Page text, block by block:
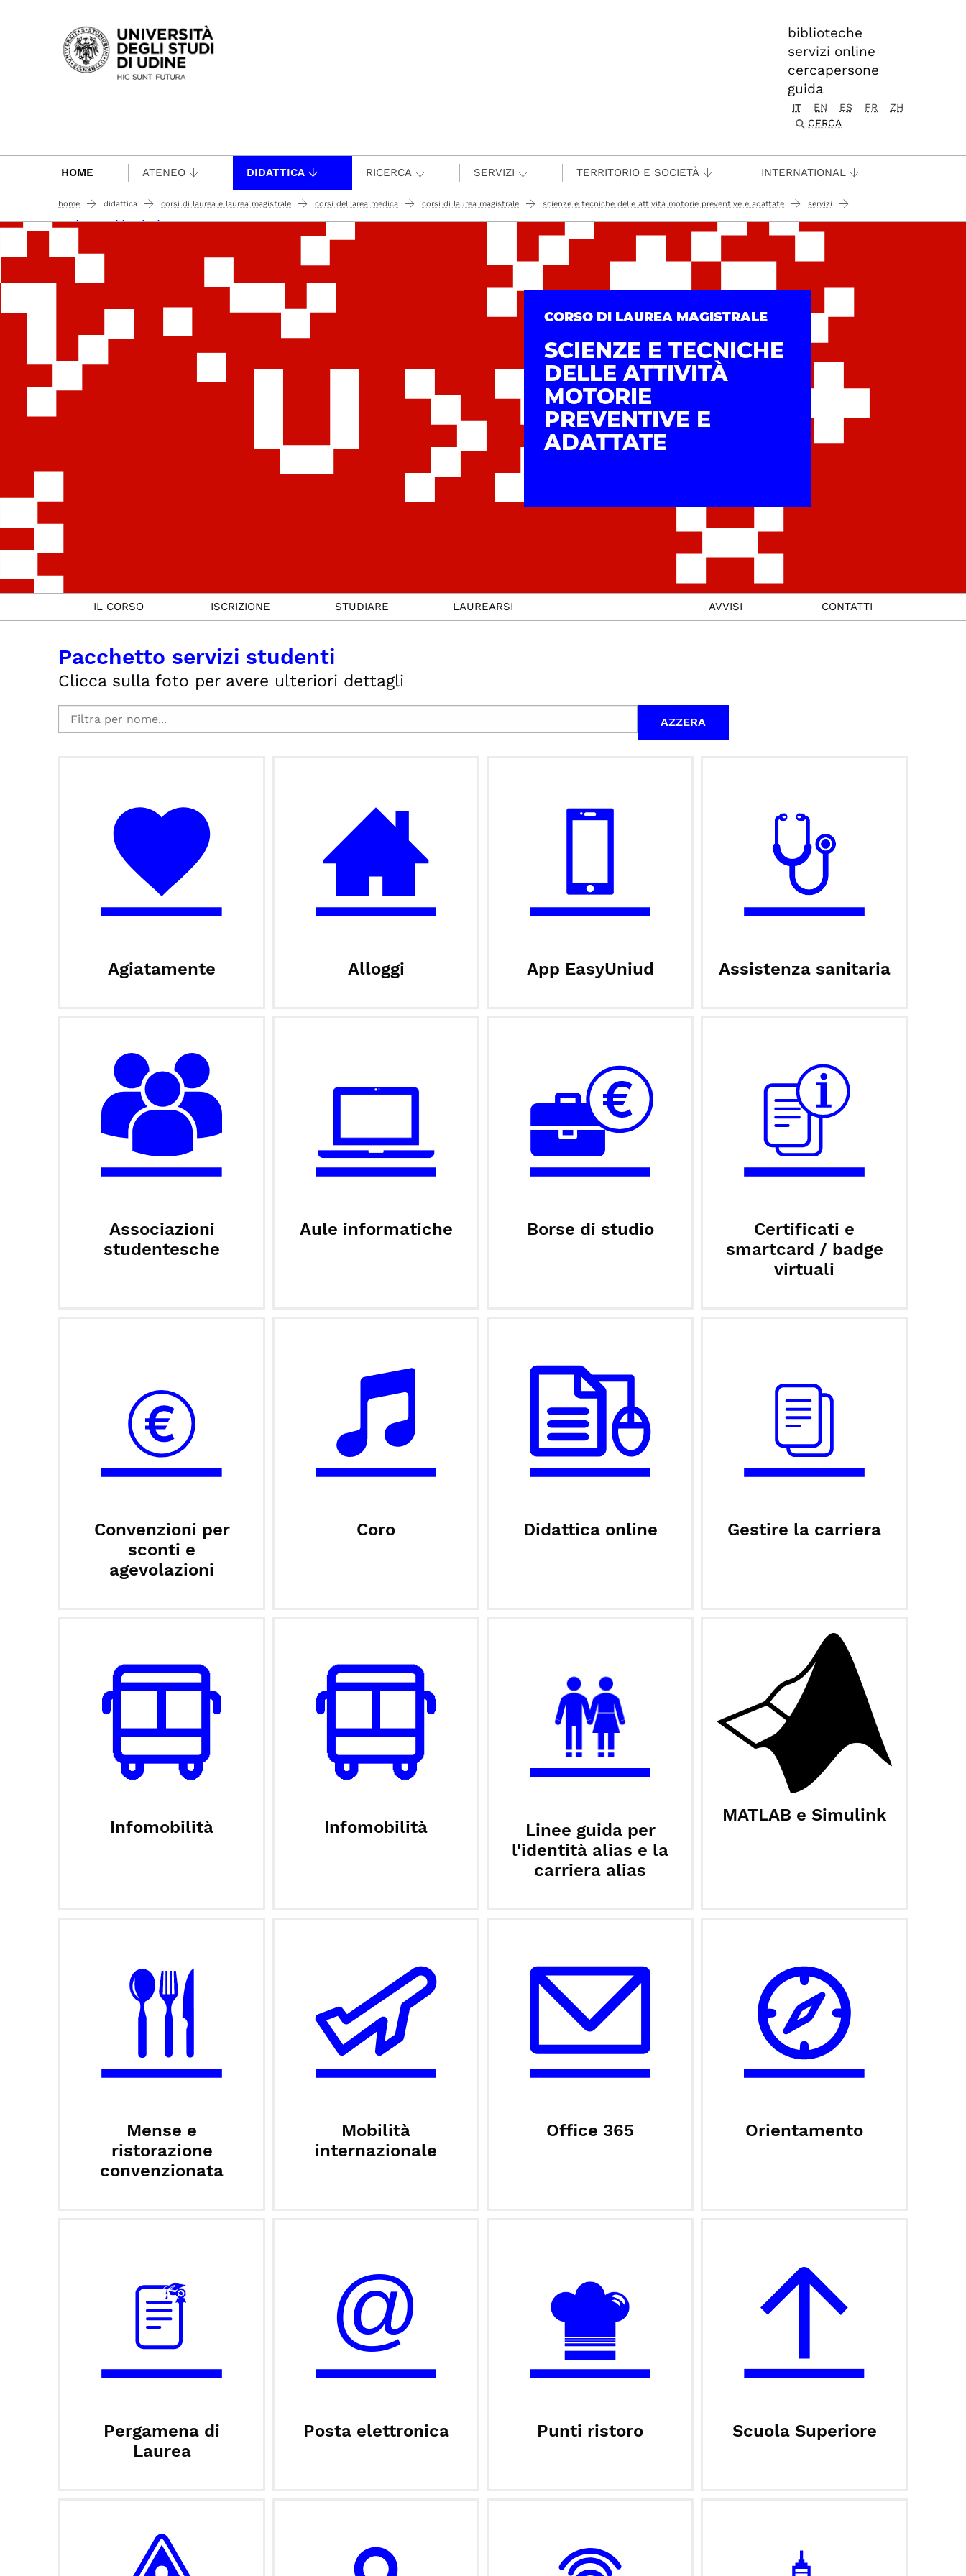
Passa al contenuto principale
biblioteche
servizi online
cercapersone
guida
IT EN ES FR
ZH
CERCA
HOME ATENEO DIDATTICA RICERCA SERVIZI TERRITORIO E SOCIETÀ INTERNATIONAL
home didattica corsi di laurea e laurea magistrale corsi dell'area medica corsi di laurea magistrale scienze e tecniche delle attività motorie preventive e adattate servizi
pacchetto servizi studenti
CORSO DI LAUREA MAGISTRALE
SCIENZE E TECNICHE
DELLE ATTIVITÀ
MOTORIE
PREVENTIVE E
ADATTATE
IL CORSO ISCRIZIONE STUDIARE LAUREARSI AVVISI CONTATTI
Pacchetto servizi studenti
Clicca sulla foto per avere ulteriori dettagli
Agiatamente Alloggi App EasyUniud Assistenza sanitaria
Associazioni
studentesche
Aule informatiche Borse di studio
Certificati e
smartcard / badge
virtuali
Convenzioni per
sconti e
agevolazioni
Coro Didattica online Gestire la carriera
Infomobilità Infomobilità
Linee guida per
l'identità alias e la
carriera alias
MATLAB e Simulink
Mense e
ristorazione
convenzionata
Mobilità
internazionale
Office 365 Orientamento
Pergamena di
Laurea
Posta elettronica Punti ristoro Scuola Superiore